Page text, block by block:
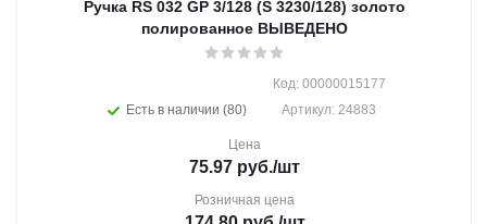
Ручка RS 032 GP 3/128 (S 3230/128) золото
полированное ВЫВЕДЕНО
Есть в наличии (80)
Код: 00000015177
Артикул: 24883
Цена
75.97 руб./шт
Розничная цена